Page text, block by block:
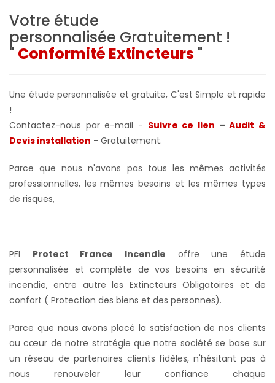
Votre étude
personnalisée Gratuitement !
" Conformité Extincteurs "
Une étude personnalisée et gratuite, C'est Simple et rapide
!
Contactez-nous par e-mail - Suivre ce lien –Audit &
Devis installation - Gratuitement.
Parce que nous n'avons pas tous les mêmes activités
professionnelles, les mêmes besoins et les mêmes types
de risques,
PFI Protect France Incendie offre une étude
personnalisée et complète de vos besoins en sécurité
incendie, entre autre les Extincteurs Obligatoires et de
confort ( Protection des biens et des personnes).
Parce que nous avons placé la satisfaction de nos clients
au cœur de notre stratégie que notre société se base sur
un réseau de partenaires clients fidèles, n'hésitant pas à
nous renouveler leur confiance chaque